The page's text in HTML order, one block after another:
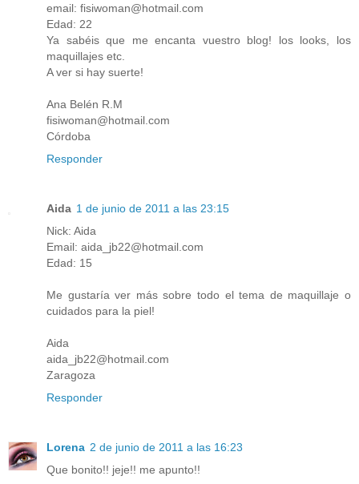
email: fisiwoman@hotmail.com
Edad: 22
Ya sabéis que me encanta vuestro blog! los looks, los
maquillajes etc.
A ver si hay suerte!
Ana Belén R.M
fisiwoman@hotmail.com
Córdoba
Responder
Aida 1 de junio de 2011 a las 23:15
Nick: Aida
Email: aida_jb22@hotmail.com
Edad: 15
Me gustaría ver más sobre todo el tema de maquillaje o
cuidados para la piel!
Aida
aida_jb22@hotmail.com
Zaragoza
Responder
Lorena 2 de junio de 2011 a las 16:23
Que bonito!! jeje!! me apunto!!